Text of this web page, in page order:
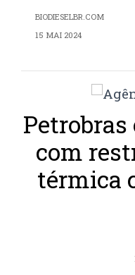
BIODIESELBR.COM
15 MAI 2024
com
térmica